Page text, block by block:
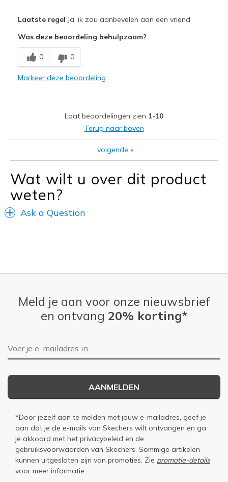
Breathe Well
Comfortable
Beste toepassingen
Casual Wear
Going Out
Travel
Width
Sizing
Feels true to size
Laatste regel Ja, ik zou aanbevelen aan een vriend
Was deze beoordeling behulpzaam?
0 0
Markeer deze beoordeling
Laat beoordelingen zien 1-10
Terug naar boven
volgende »
Wat wilt u over dit product
weten?
Ask a Question
Meld je aan voor onze nieuwsbrief
en ontvang 20% korting*
E-mailadres
AANMELDEN
*Door jezelf aan te melden met jouw e-mailadres, geef je
aan dat je de e-mails van Skechers wilt ontvangen en ga
je akkoord met het privacybeleid en de
gebruiksvoorwaarden van Skechers. Sommige artikelen
kunnen uitgesloten zijn van promoties. Zie promotie-details
voor meer informatie.